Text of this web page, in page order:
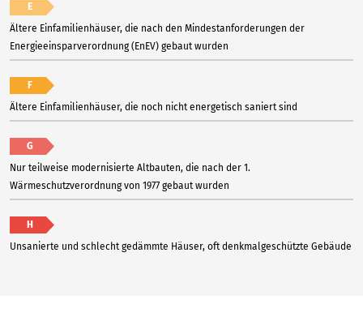
E
Ältere Einfamilienhäuser, die nach den Mindestanforderungen der
Energieeinsparverordnung (EnEV) gebaut wurden
F
Ältere Einfamilienhäuser, die noch nicht energetisch saniert sind
G
Nur teilweise modernisierte Altbauten, die nach der 1.
Wärmeschutzverordnung von 1977 gebaut wurden
H
Unsanierte und schlecht gedämmte Häuser, oft denkmalgeschützte Gebäude